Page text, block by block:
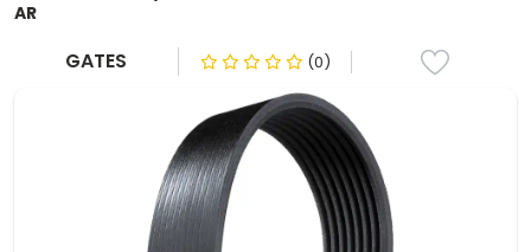
AR
GATES (0)